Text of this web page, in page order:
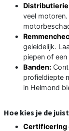
veel
geleidelijk.
piepen of
Banden:
profieldiepte
in Helmond
Hoe kies je de
Certificering